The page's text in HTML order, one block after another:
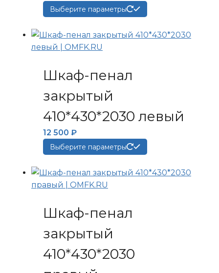
Выберите параметры
товар
имеет
странице
Шкаф-пенал
закрытый
410*430*2030 левый
12 500 ₽
Выберите параметры
товар
имеет
Шкаф-пенал
закрытый
410*430*2030